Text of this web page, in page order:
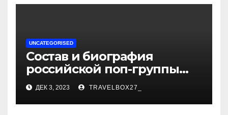
UNCATEGORISED
Состав и биография
российской поп-группы
«Иванушки интернешнл»
— история успеха, музыка
и судьбы участников
ДЕК 3, 2023 TRAVELBOX27_